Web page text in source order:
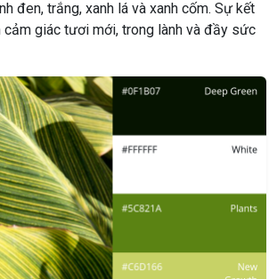
đen, trắng, xanh lá và xanh cốm. Sự kết
cảm giác tươi mới, trong lành và đầy sức